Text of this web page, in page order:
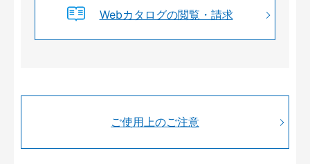
Webカタログの閲覧・請求
ご使用上のご注意